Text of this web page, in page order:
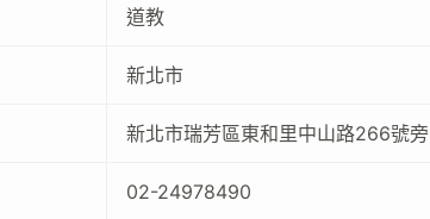
道教
新北市
新北市瑞芳區東和里中山路266號旁
02-24978490